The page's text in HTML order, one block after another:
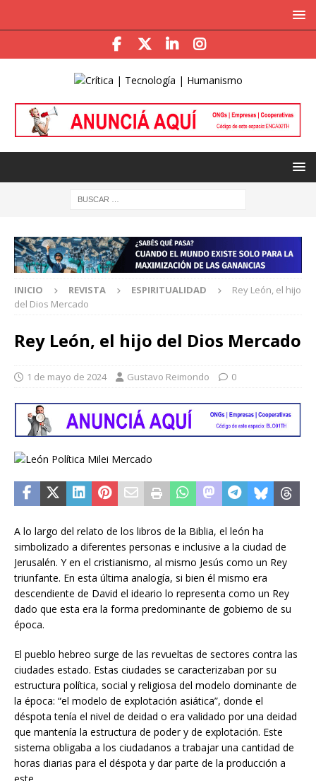
INICIO REVISTA ESPIRITUALIDAD
Rey León, el hijo
del Dios Mercado
Rey León, el hijo del Dios Mercado
1 de mayo de 2024 Gustavo Reimondo 0
A lo largo del relato de los libros de la Biblia, el león ha
simbolizado a diferentes personas e inclusive a la ciudad de
Jerusalén. Y en el cristianismo, al mismo Jesús como un Rey
triunfante. En esta última analogía, si bien él mismo era
descendiente de David el ideario lo representa como un Rey
dado que esta era la forma predominante de gobierno de su
época.
El pueblo hebreo surge de las revueltas de sectores contra las
ciudades estado. Estas ciudades se caracterizaban por su
estructura política, social y religiosa del modelo dominante de
la época: “el modelo de explotación asiática”, donde el
déspota tenía el nivel de deidad o era validado por una deidad
que mantenía la estructura de poder y de explotación. Este
sistema obligaba a los ciudadanos a trabajar una cantidad de
horas diarias para el déspota y dar parte de la producción a